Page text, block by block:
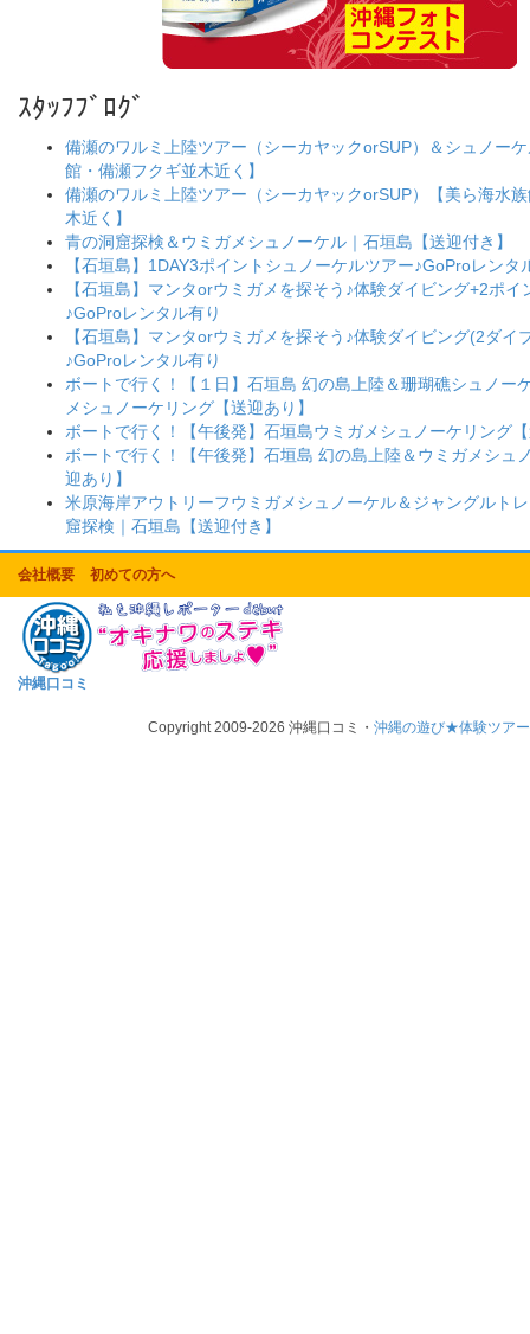
ｽﾀｯﾌﾌﾞﾛｸﾞ
備瀬のワルミ上陸ツアー（シーカヤックorSUP）＆シュノー
館・備瀬フクギ並木近く】
備瀬のワルミ上陸ツアー（シーカヤックorSUP）【美ら海水
木近く】
青の洞窟探検＆ウミガメシュノーケル｜石垣島【送迎付き】
【石垣島】1DAY3ポイントシュノーケルツアー♪GoProレンタ
【石垣島】マンタorウミガメを探そう♪体験ダイビング+2ポイ
♪GoProレンタル有り
【石垣島】マンタorウミガメを探そう♪体験ダイビング(2ダイ
♪GoProレンタル有り
ボートで行く！【１日】石垣島 幻の島上陸＆珊瑚礁シュノー
メシュノーケリング【送迎あり】
ボートで行く！【午後発】石垣島ウミガメシュノーケリング
ボートで行く！【午後発】石垣島 幻の島上陸＆ウミガメシュ
迎あり】
米原海岸アウトリーフウミガメシュノーケル＆ジャングルト
窟探検｜石垣島【送迎付き】
会社概要 初めての方へ
沖縄口コミ
Copyright 2009-2026 沖縄口コミ・沖縄の遊び★体験ツアー